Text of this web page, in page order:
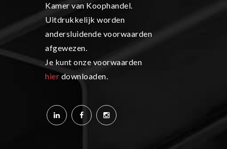
Kamer van Koophandel.
Uitdrukkelijk worden
andersluidende voorwaarden
afgewezen.
Je kunt onze voorwaarden
hier downloaden.